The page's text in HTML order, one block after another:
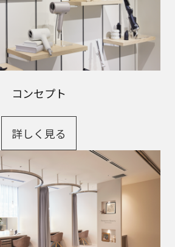
コンセプト
詳しく見る